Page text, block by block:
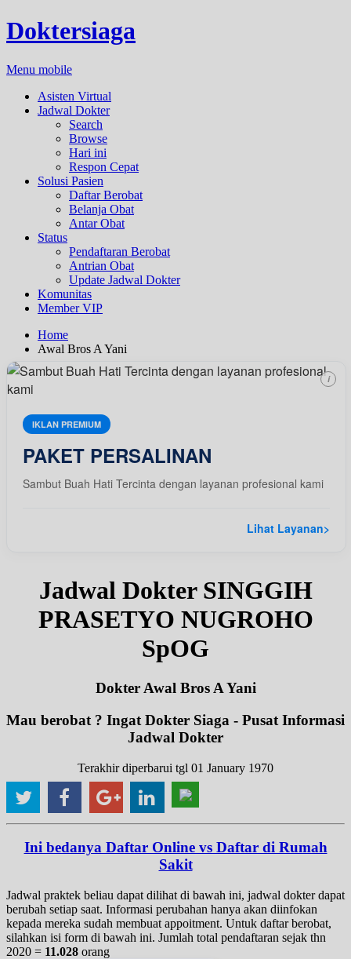
Doktersiaga
Menu mobile
Asisten Virtual
Jadwal Dokter
Search
Browse
Hari ini
Respon Cepat
Solusi Pasien
Daftar Berobat
Belanja Obat
Antar Obat
Status
Pendaftaran Berobat
Antrian Obat
Update Jadwal Dokter
Komunitas
Member VIP
Home
Awal Bros A Yani
IKLAN PREMIUM
PAKET PERSALINAN
Sambut Buah Hati Tercinta dengan layanan profesional kami
Lihat Layanan>
i
Jadwal Dokter SINGGIH
PRASETYO NUGROHO
SpOG
Dokter Awal Bros A Yani
Mau berobat ? Ingat Dokter Siaga - Pusat Informasi
Jadwal Dokter
Terakhir diperbarui tgl 01 January 1970
Ini bedanya Daftar Online vs Daftar di Rumah
Sakit
Jadwal praktek beliau dapat dilihat di bawah ini, jadwal dokter dapat
berubah setiap saat. Informasi perubahan hanya akan diinfokan
kepada mereka sudah membuat appoitment. Untuk daftar berobat,
silahkan isi form di bawah ini. Jumlah total pendaftaran sejak thn
2020 = 11.028 orang